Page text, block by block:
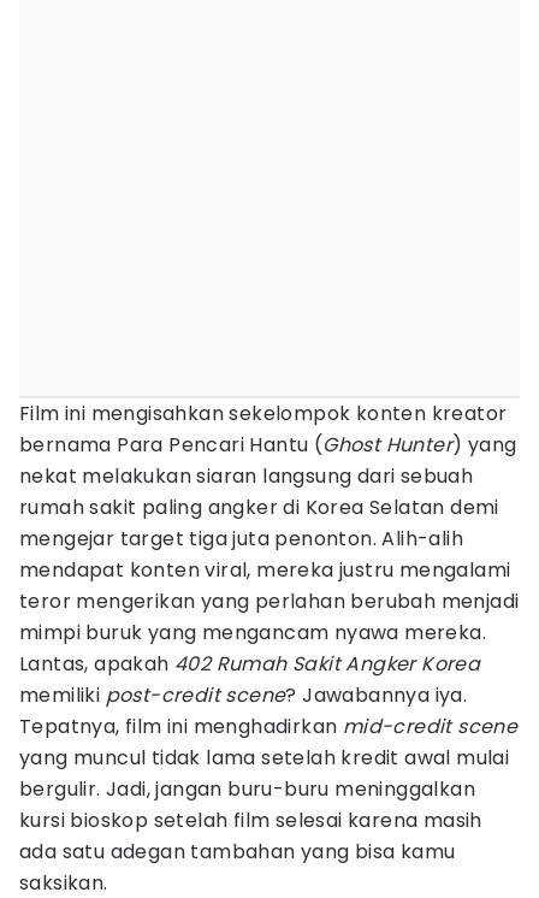
Film ini mengisahkan sekelompok konten kreator
bernama Para Pencari Hantu (Ghost Hunter) yang
nekat melakukan siaran langsung dari sebuah
rumah sakit paling angker di Korea Selatan demi
mengejar target tiga juta penonton. Alih-alih
mendapat konten viral, mereka justru mengalami
teror mengerikan yang perlahan berubah menjadi
mimpi buruk yang mengancam nyawa mereka.
Lantas, apakah 402 Rumah Sakit Angker Korea
memiliki post-credit scene? Jawabannya iya.
Tepatnya, film ini menghadirkan mid-credit scene
yang muncul tidak lama setelah kredit awal mulai
bergulir. Jadi, jangan buru-buru meninggalkan
kursi bioskop setelah film selesai karena masih
ada satu adegan tambahan yang bisa kamu
saksikan.